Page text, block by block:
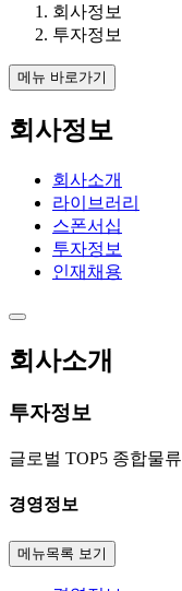
회사정보
투자정보
메뉴 바로가기
회사정보
회사소개
라이브러리
스폰서십
투자정보
인재채용
회사소개
투자정보
글로벌 TOP5 종합물
경영정보
메뉴목록 보기